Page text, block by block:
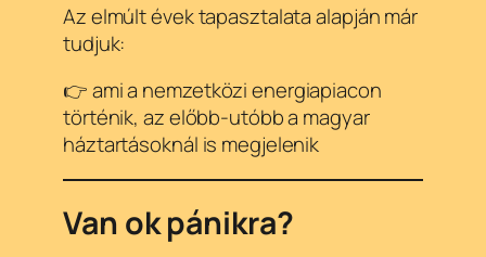
Az elmúlt évek tapasztalata alapján már
tudjuk:
👉 ami a nemzetközi energiapiacon
történik, az előbb-utóbb a magyar
háztartásoknál is megjelenik
Van ok pánikra?